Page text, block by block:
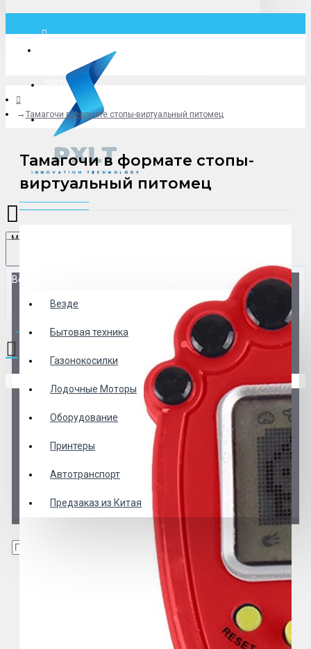
Логин
+79775619766
Menu
Везде
Везде
Бытовая техника
Газонокосилки
Лодочные Моторы
Оборудование
Принтеры
Автотранспорт
Предзаказ из Китая
0 товар(ов) - 0 р.
Тамагочи в формате стопы-виртуальный питомец
Тамагочи в формате стопы-
виртуальный питомец